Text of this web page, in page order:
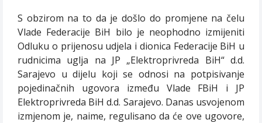
S obzirom na to da je došlo do promjene na čelu
Vlade Federacije BiH bilo je neophodno izmijeniti
Odluku o prijenosu udjela i dionica Federacije BiH u
rudnicima uglja na JP „Elektroprivreda BiH“ d.d.
Sarajevo u dijelu koji se odnosi na potpisivanje
pojedinačnih ugovora između Vlade FBiH i JP
Elektroprivreda BiH d.d. Sarajevo. Danas usvojenom
izmjenom je, naime, regulisano da će ove ugovore,